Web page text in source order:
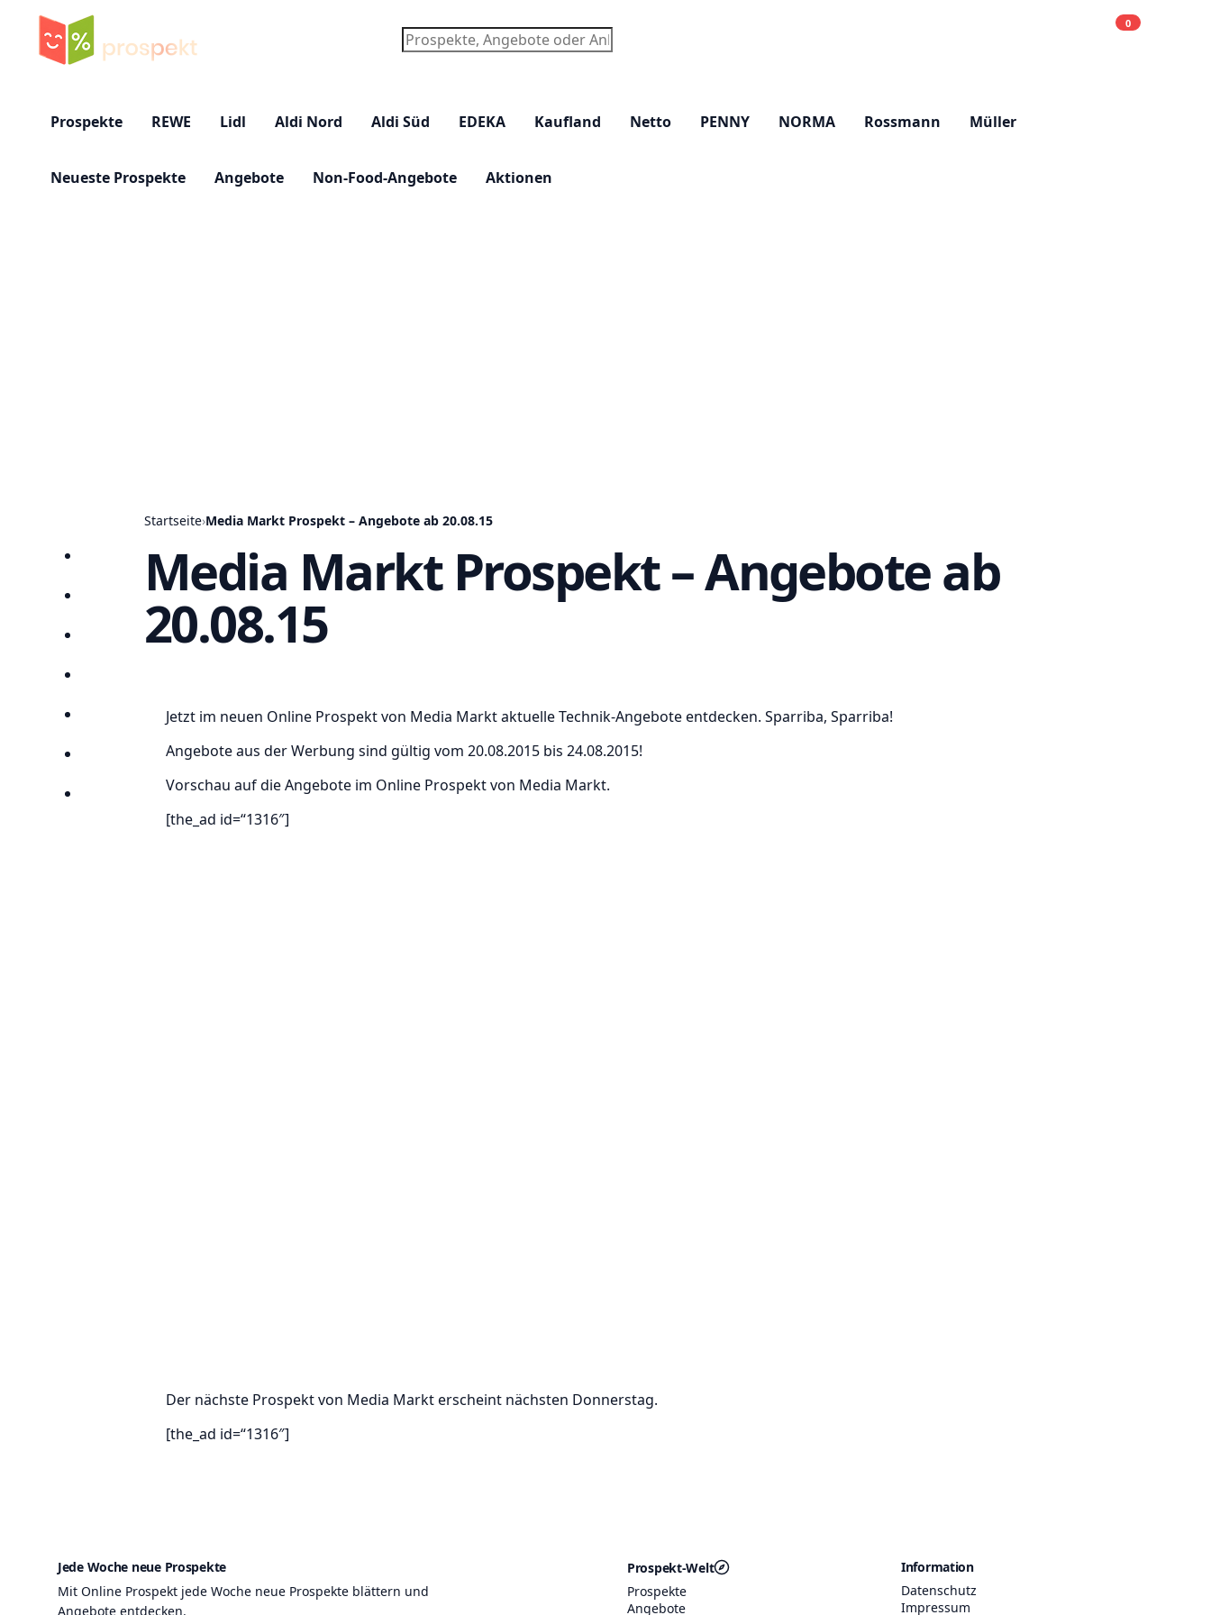
Suchen
0
Prospekte REWE Lidl Aldi Nord Aldi Süd EDEKA Kaufland Netto PENNY NORMA Rossmann Müller
Neueste Prospekte Angebote Non-Food-Angebote Aktionen
Startseite
Prospekte
Angebote
Lieblingsprospekte
Startseite›Media Markt Prospekt – Angebote ab 20.08.15
Media Markt Prospekt – Angebote ab
20.08.15
Jetzt im neuen Online Prospekt von Media Markt aktuelle Technik-Angebote entdecken. Sparriba, Sparriba!
Angebote aus der Werbung sind gültig vom 20.08.2015 bis 24.08.2015!
Vorschau auf die Angebote im Online Prospekt von Media Markt.
[the_ad id=“1316″]
Der nächste Prospekt von Media Markt erscheint nächsten Donnerstag.
[the_ad id=“1316″]
Jede Woche neue Prospekte
Mit Online Prospekt jede Woche neue Prospekte blättern und
Angebote entdecken.
Prospekt-Welt
Prospekte
Angebote
Information
Datenschutz
Impressum